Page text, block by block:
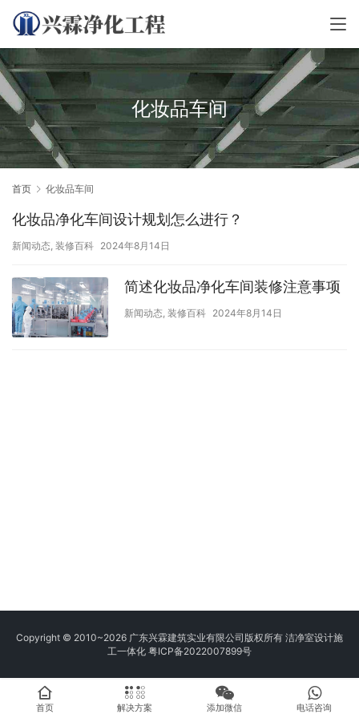
化妆品车间
首页 化妆品车间
化妆品净化车间设计规划怎么进行？
新闻动态, 装修百科 2024年8月14日
简述化妆品净化车间装修注意事项
新闻动态, 装修百科 2024年8月14日
Copyright © 2010~2026 广东兴霖建筑实业有限公司版权所有 洁净室设计施
工一体化 粤ICP备2022007899号
首页 解决方案 添加微信 电话咨询